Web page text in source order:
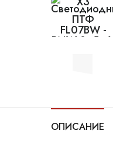
ОПИСАНИЕ